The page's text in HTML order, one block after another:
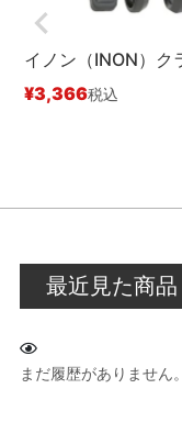
イノン（INON）ク
¥3,366税込
最近見た商品
まだ履歴がありません。